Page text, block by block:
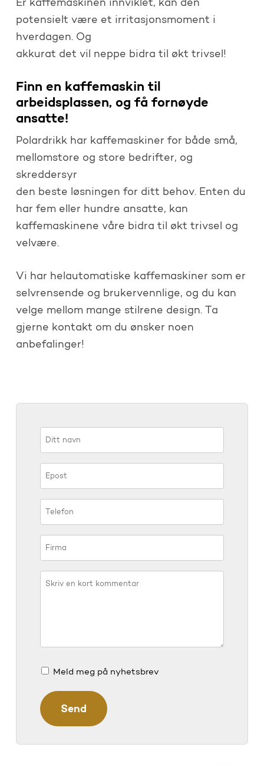
Er kaffemaskinen innviklet, kan den
potensielt være et irritasjonsmoment i
hverdagen. Og
akkurat det vil neppe bidra til økt trivsel!
Finn en kaffemaskin til
arbeidsplassen, og få fornøyde
ansatte!
Polardrikk har kaffemaskiner for både små,
mellomstore og store bedrifter, og
skreddersyr
den beste løsningen for ditt behov. Enten du
har fem eller hundre ansatte, kan
kaffemaskinene våre bidra til økt trivsel og
velvære.
Vi har helautomatiske kaffemaskiner som er
selvrensende og brukervennlige, og du kan
velge mellom mange stilrene design. Ta
gjerne kontakt om du ønsker noen
anbefalinger!
Meld meg på nyhetsbrev